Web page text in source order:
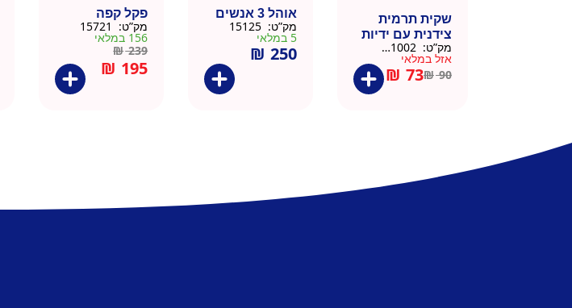
שקית תרמית
צידנית עם ידיות
– 50 יח 26/26
שחור
מק”ט:
אזל במלאי
₪90
₪ 73
אוהל 3 אנשים
מק”ט:
5 במלאי
₪ 250
פקל קפה
מק”ט:
156 במלאי
₪239
₪ 195